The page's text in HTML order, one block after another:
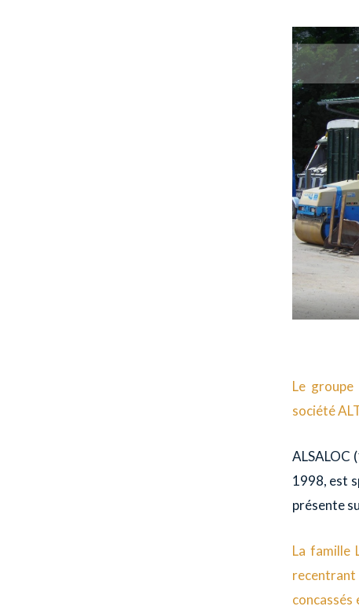
Le
société
ALSALOC
1998, est
présente
La famille